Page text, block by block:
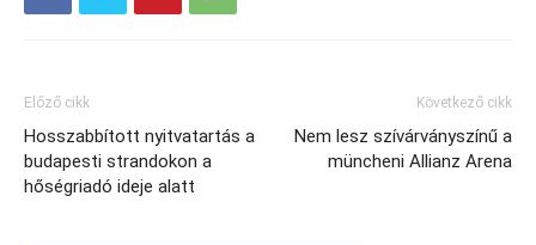
Előző cikk
Hosszabbított nyitvatartás a
budapesti strandokon a
hőségriadó ideje alatt
Következő cikk
Nem lesz szívárványszínű a
müncheni Allianz Arena